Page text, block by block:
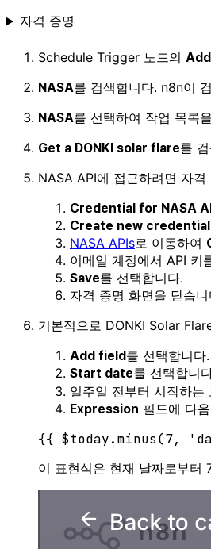
자격 증명
Schedule Trigger 노드의
NASA를 검색합니다. n8n이
NASA를 선택하여 작업 목록
Get a DONKI solar flare를
NASA API에 접근하려면 자
Credential for NASA
Create new credential
NASA APIs로 이동하여
이메일 계정에서 API 키
Save를 선택합니다.
자격 증명 화면을 닫습
기본적으로 DONKI Solar
Add field 를 선택합니다.
Start date를 선택합니
일주일 전부터 시작하는
Expression 필드에 다
{{ $today.minus(7,
이 표현식은 현재 날짜로부터